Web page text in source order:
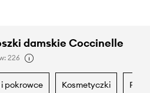
damskie Coccinelle
226
i pokrowce kosmetyczki